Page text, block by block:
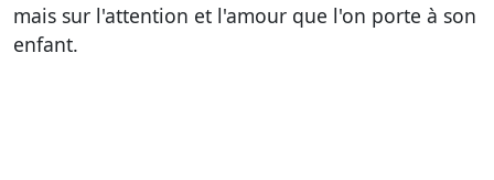
mais sur l'attention et l'amour que l'on porte à son
enfant.